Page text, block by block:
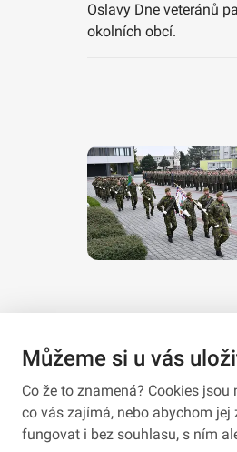
Oslavy Dne veteránů
okolních obcí.
Můžeme si u vás
Co že to znamená? Cookies
co vás zajímá, nebo abychom
fungovat i bez souhlasu, s ním